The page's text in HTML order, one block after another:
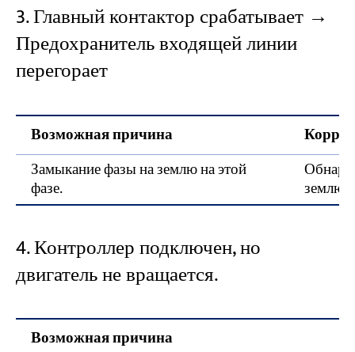
3. Главный контактор срабатывает →
Предохранитель входящей линии
перегорает
Возможная причина
Замыкание фазы на землю на этой
фазе. землю.
4. Контроллер подключен, но
двигатель не вращается.
Возможная причина